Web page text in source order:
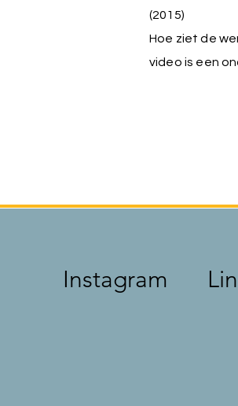
(2015)
Hoe ziet de
video is een
Instagram